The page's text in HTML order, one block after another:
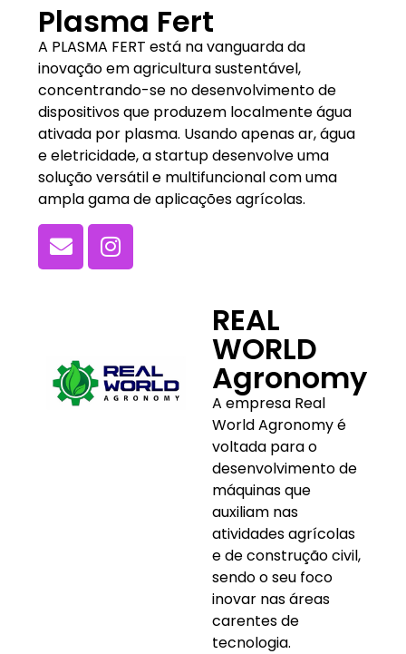
Plasma Fert
A PLASMA FERT está na vanguarda da
inovação em agricultura sustentável,
concentrando-se no desenvolvimento de
dispositivos que produzem localmente água
ativada por plasma. Usando apenas ar, água
e eletricidade, a startup desenvolve uma
solução versátil e multifuncional com uma
ampla gama de aplicações agrícolas.
REAL
WORLD
Agronomy
A empresa Real
World Agronomy é
voltada para o
desenvolvimento de
máquinas que
auxiliam nas
atividades agrícolas
e de construção civil,
sendo o seu foco
inovar nas áreas
carentes de
tecnologia.